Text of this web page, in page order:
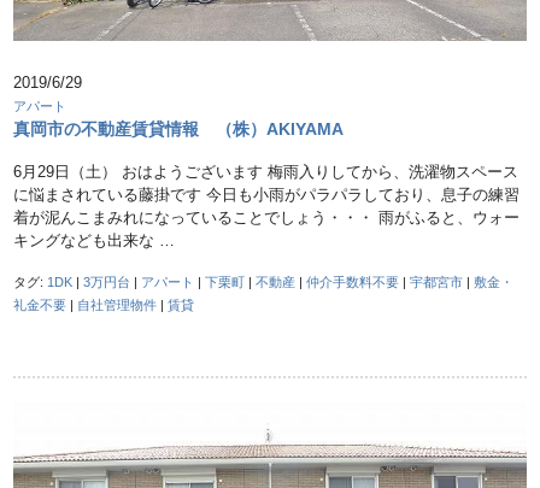
2019/6/29
アパート
真岡市の不動産賃貸情報 （株）AKIYAMA
6月29日（土） おはようございます 梅雨入りしてから、洗濯物スペース
に悩まされている藤掛です 今日も小雨がパラパラしており、息子の練習
着が泥んこまみれになっていることでしょう・・・ 雨がふると、ウォー
キングなども出来な …
タグ: 1DK |3万円台 | アパート |下栗町 |不動産 |仲介手数料不要 |宇都宮市 |敷金・
礼金不要 | 自社管理物件 |賃貸